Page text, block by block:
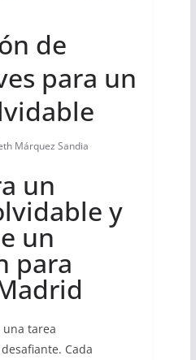
de
para un
Márquez Sandia
un
y
un
para
tarea
Cada